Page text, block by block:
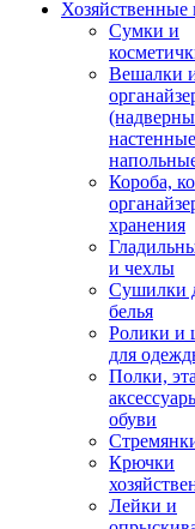
Хозяйственные
Сумки и
Вешалки
Короба,
хранения
и чехлы
Сушилки
белья
Ролики и
для
Полки,
обуви
Крючки
Лейки и